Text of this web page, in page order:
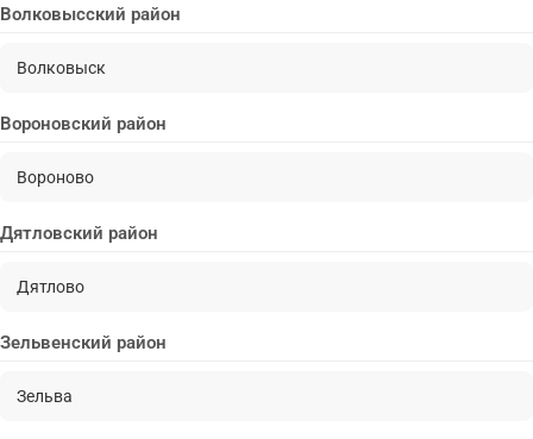
Волковысский район
Волковыск
Вороновский район
Вороново
Дятловский район
Дятлово
Зельвенский район
Зельва